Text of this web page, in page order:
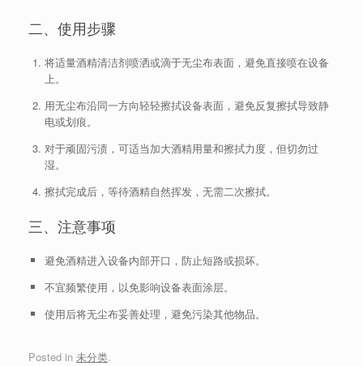
二、使用步骤
将适量酒精清洁剂喷洒或滴于无尘布表面，避免直接喷在设备
上。
用无尘布沿同一方向轻轻擦拭设备表面，避免反复擦拭导致静
电或划痕。
对于顽固污渍，可适当加大酒精用量和擦拭力度，但切勿过
湿。
擦拭完成后，等待酒精自然挥发，无需二次擦拭。
三、注意事项
避免酒精进入设备内部开口，防止短路或损坏。
不宜频繁使用，以免影响设备表面涂层。
使用后将无尘布妥善处理，避免污染其他物品。
Posted in 未分类.